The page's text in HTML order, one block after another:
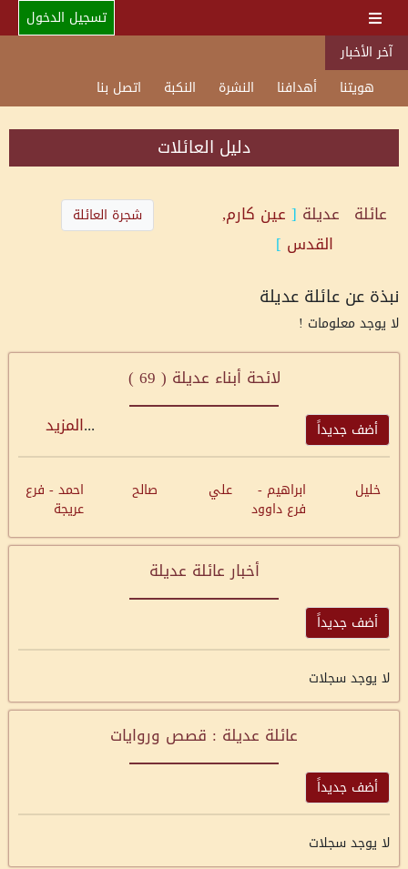
تسجيل الدخول
آخر الأخبار
هويتنا
أهدافنا النشرة النكبة اتصل بنا
دليل العائلات
عائلة عديلة [ عين كارم,
القدس ]
شجرة العائلة
نبذة عن عائلة عديلة
لا يوجد معلومات !
لائحة أبناء عديلة ( 69
)
أضف جديداً ...المزيد
خليل ابراهيم -
فرع داوود
علي صالح احمد - فرع
عريجة
أخبار عائلة عديلة
أضف جديداً
لا يوجد سجلات
عائلة عديلة : قصص وروايات
أضف جديداً
لا يوجد سجلات